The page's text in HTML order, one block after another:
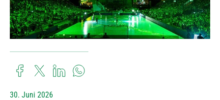
30. Juni 2026